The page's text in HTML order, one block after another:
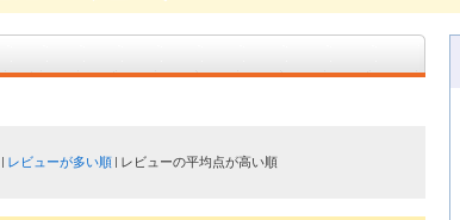
レビューが多い順
レビューの平均点が高い順